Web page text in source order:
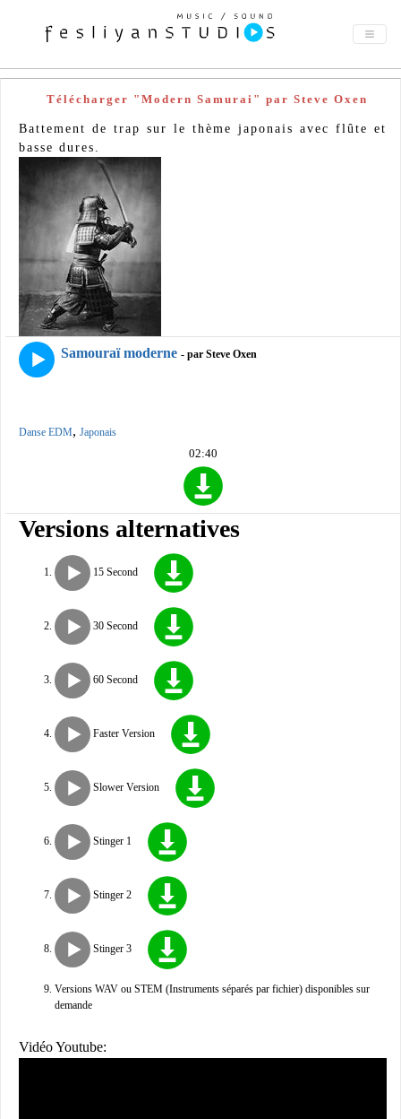
Télécharger "Modern Samurai" par Steve Oxen
Battement de trap sur le thème japonais avec flûte et
basse dures.
Samouraï moderne - par Steve Oxen
Danse EDM, Japonais
02:40
Versions alternatives
15 Second
30 Second
60 Second
Faster Version
Slower Version
Stinger 1
Stinger 2
Stinger 3
Versions WAV ou STEM (Instruments séparés par fichier) disponibles sur
demande
Vidéo Youtube: